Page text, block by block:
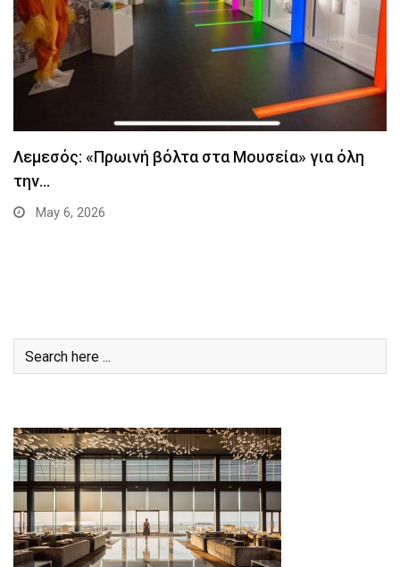
Λεμεσός: «Πρωινή βόλτα στα Μουσεία» για όλη
την…
May 6, 2026